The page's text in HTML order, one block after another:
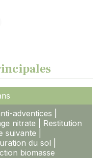
adventices |
nitrate | Restitution
suivante |
du sol |
biomasse